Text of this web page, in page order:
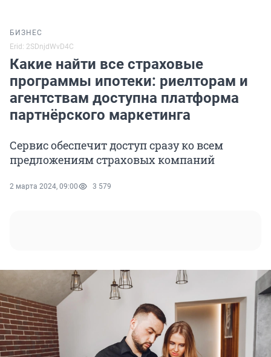
БИЗНЕС
Erid: 2SDnjdWvD4C
Какие найти все страховые
программы ипотеки: риелторам и
агентствам доступна платформа
партнёрского маркетинга
Сервис обеспечит доступ сразу ко всем
предложениям страховых компаний
2 марта 2024, 09:00 3 579